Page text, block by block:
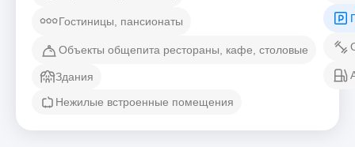
Гостиницы, пансионаты
Объекты общепита рестораны, кафе, столовые
Здания
Нежилые встроенные помещения